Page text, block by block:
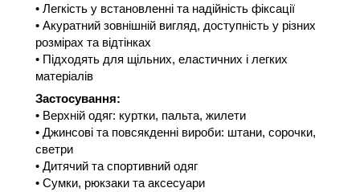
• Легкість у встановленні та надійність фіксації
• Акуратний зовнішній вигляд, доступність у різних
розмірах та відтінках
• Підходять для щільних, еластичних і легких
матеріалів
Застосування:
• Верхній одяг: куртки, пальта, жилети
• Джинсові та повсякденні вироби: штани, сорочки,
светри
• Дитячий та спортивний одяг
• Сумки, рюкзаки та аксесуари